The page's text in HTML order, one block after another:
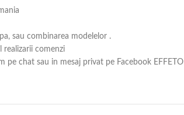
sau combinarea modelelor .
realizarii comenzi
chat sau in mesaj privat pe Facebook EFFETO